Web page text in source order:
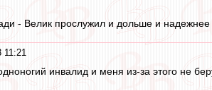
- Велик прослужил и дольше и
11:21
инвалид и меня из-за этого не